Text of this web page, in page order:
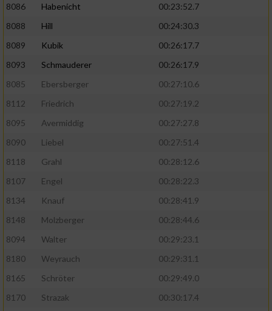
8086
Habenicht
00:23:52.7
8088
Hill
00:24:30.3
8089
Kubik
00:26:17.7
8093
Schmauderer
00:26:17.9
8085
Ebersberger
00:27:10.6
8112
Friedrich
00:27:19.2
8095
Avermiddig
00:27:27.8
8090
Liebel
00:27:51.4
8118
Grahl
00:28:12.6
8107
Engel
00:28:22.3
8134
Knauf
00:28:41.9
8148
Molzberger
00:28:44.6
8094
Walter
00:29:23.1
8180
Weyrauch
00:29:31.1
8165
Schröter
00:29:49.0
8170
Strazak
00:30:17.4